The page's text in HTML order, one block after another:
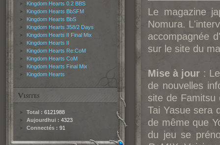
Kingdom Hearts 0.2 BBS
Kingdom Hearts BbSFM
Kingdom Hearts BbS
Kingdom Hearts 358/2 Days
Kingdom Hearts II Final Mix
Kingdom Hearts II
Kingdom Hearts Re:CoM
Kingdom Hearts CoM
Kingdom Hearts Final Mix
Kingdom Hearts
Total : 6121988
Aujourdhui : 4323
Connectés : 91
Le magazine
Nomura.
accompagnée
sur le site du
Mise à jour :
de nouvelles
site de Famitsu
Tai Yasue sera
de même que
du jeu se